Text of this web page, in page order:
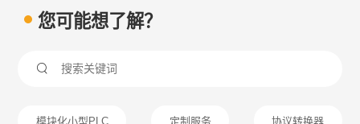
您可能想了解？

模块化小型PLC 定制服务 协议转换器